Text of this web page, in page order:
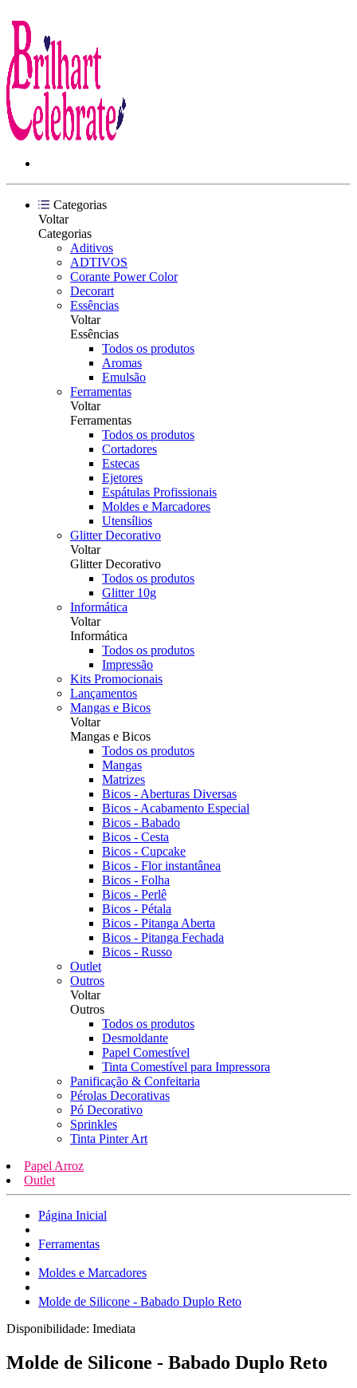
Categorias
Voltar
Categorias
Aditivos
ADTIVOS
Corante Power Color
Decorart
Essências
Voltar
Essências
Todos os produtos
Aromas
Emulsão
Ferramentas
Voltar
Ferramentas
Todos os produtos
Cortadores
Estecas
Ejetores
Espátulas Profissionais
Moldes e Marcadores
Utensílios
Glitter Decorativo
Voltar
Glitter Decorativo
Todos os produtos
Glitter 10g
Informática
Voltar
Informática
Todos os produtos
Impressão
Kits Promocionais
Lançamentos
Mangas e Bicos
Voltar
Mangas e Bicos
Todos os produtos
Mangas
Matrizes
Bicos - Aberturas Diversas
Bicos - Acabamento Especial
Bicos - Babado
Bicos - Cesta
Bicos - Cupcake
Bicos - Flor instantânea
Bicos - Folha
Bicos - Perlê
Bicos - Pétala
Bicos - Pitanga Aberta
Bicos - Pitanga Fechada
Bicos - Russo
Outlet
Outros
Voltar
Outros
Todos os produtos
Desmoldante
Papel Comestível
Tinta Comestível para Impressora
Panificação & Confeitaria
Pérolas Decorativas
Pó Decorativo
Sprinkles
Tinta Pinter Art
Papel Arroz
Outlet
Página Inicial
Ferramentas
Moldes e Marcadores
Molde de Silicone - Babado Duplo Reto
Disponibilidade: Imediata
Molde de Silicone - Babado Duplo Reto